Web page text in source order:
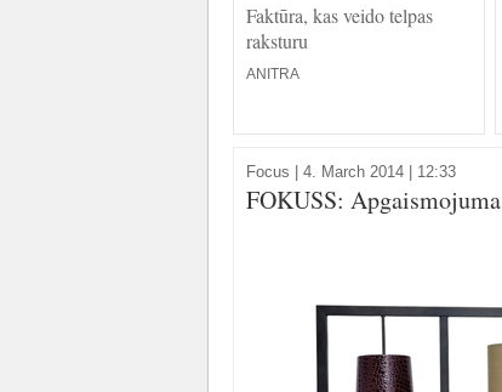
Faktūra, kas veido telpas
raksturu
ANITRA
Focus 4. March 2014 | 12:33
FOKUSS: